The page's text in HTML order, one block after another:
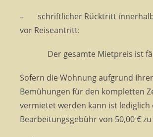
– schriftlicher Rücktritt
vor Reiseantritt:
Der gesamte Mietpreis ist
Sofern die Wohnung aufgrund Ihrer
Bemühungen für den kompletten
vermietet werden kann ist lediglich
Bearbeitungsgebühr von 50,00 € zu